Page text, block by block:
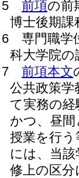
5
前項の前
博士後期
6
専門職学
科大学院
7
前項本文
公共政策学
て実務の
かつ、昼
授業を行
には、当
修上の区